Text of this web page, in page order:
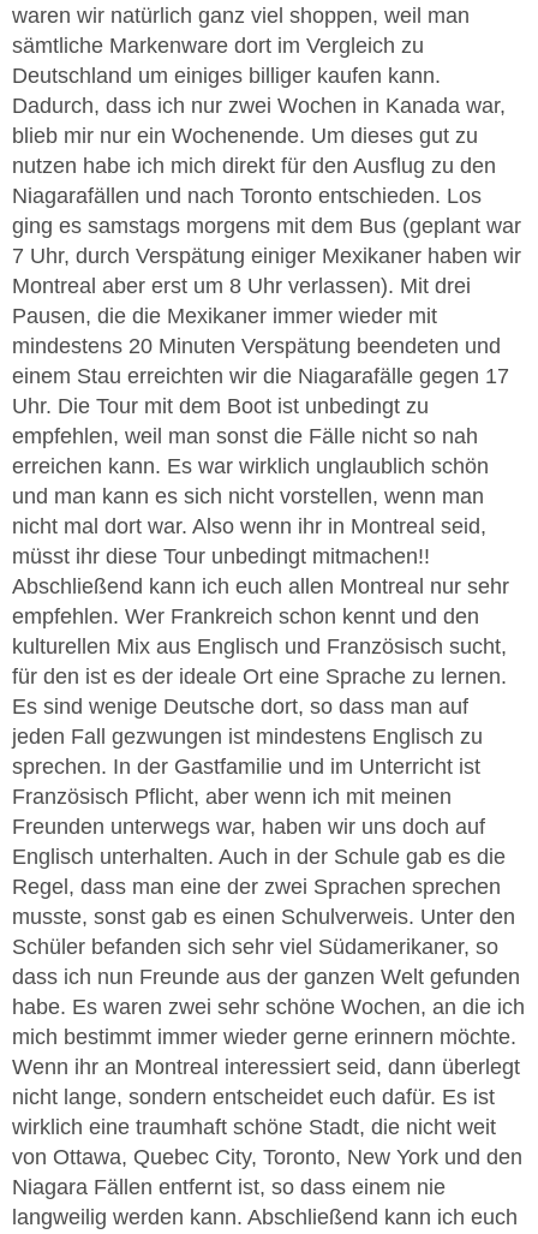
waren wir natürlich ganz viel shoppen, weil man
sämtliche Markenware dort im Vergleich zu
Deutschland um einiges billiger kaufen kann.
Dadurch, dass ich nur zwei Wochen in Kanada war,
blieb mir nur ein Wochenende. Um dieses gut zu
nutzen habe ich mich direkt für den Ausflug zu den
Niagarafällen und nach Toronto entschieden. Los
ging es samstags morgens mit dem Bus (geplant war
7 Uhr, durch Verspätung einiger Mexikaner haben wir
Montreal aber erst um 8 Uhr verlassen). Mit drei
Pausen, die die Mexikaner immer wieder mit
mindestens 20 Minuten Verspätung beendeten und
einem Stau erreichten wir die Niagarafälle gegen 17
Uhr. Die Tour mit dem Boot ist unbedingt zu
empfehlen, weil man sonst die Fälle nicht so nah
erreichen kann. Es war wirklich unglaublich schön
und man kann es sich nicht vorstellen, wenn man
nicht mal dort war. Also wenn ihr in Montreal seid,
müsst ihr diese Tour unbedingt mitmachen!!
Abschließend kann ich euch allen Montreal nur sehr
empfehlen. Wer Frankreich schon kennt und den
kulturellen Mix aus Englisch und Französisch sucht,
für den ist es der ideale Ort eine Sprache zu lernen.
Es sind wenige Deutsche dort, so dass man auf
jeden Fall gezwungen ist mindestens Englisch zu
sprechen. In der Gastfamilie und im Unterricht ist
Französisch Pflicht, aber wenn ich mit meinen
Freunden unterwegs war, haben wir uns doch auf
Englisch unterhalten. Auch in der Schule gab es die
Regel, dass man eine der zwei Sprachen sprechen
musste, sonst gab es einen Schulverweis. Unter den
Schüler befanden sich sehr viel Südamerikaner, so
dass ich nun Freunde aus der ganzen Welt gefunden
habe. Es waren zwei sehr schöne Wochen, an die ich
mich bestimmt immer wieder gerne erinnern möchte.
Wenn ihr an Montreal interessiert seid, dann überlegt
nicht lange, sondern entscheidet euch dafür. Es ist
wirklich eine traumhaft schöne Stadt, die nicht weit
von Ottawa, Quebec City, Toronto, New York und den
Niagara Fällen entfernt ist, so dass einem nie
langweilig werden kann. Abschließend kann ich euch